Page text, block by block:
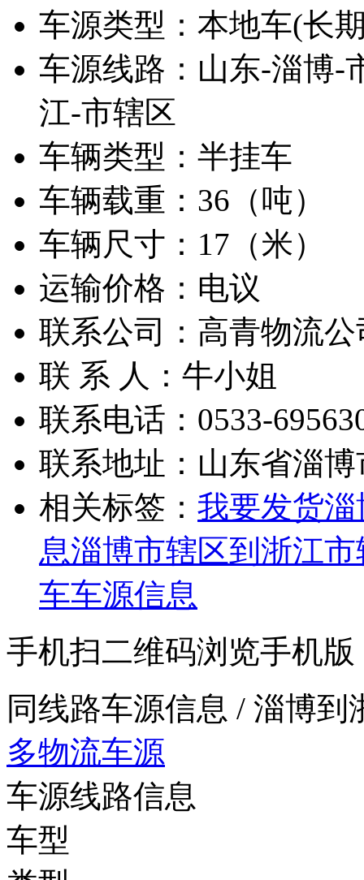
车源类型： 本地车(长
车源线路： 山东-淄博-
江-市辖区
车辆类型： 半挂车
车辆载重： 36（吨）
车辆尺寸： 17（米）
运输价格： 电议
联系公司： 高青物流公
联 系 人： 牛小姐
联系电话： 0533-
联系地址： 山东省淄
相关标签： 我要发货淄
息淄博市辖区到浙江
车车源信息
手机扫二维码浏览手机版
同线路车源信息 / 淄博到
多物流车源
车源线路信息
车型